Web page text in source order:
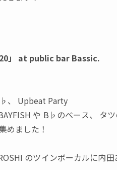
」
at public bar Bassic.
、
Upbeat Party
や B♭のベース、 タ
めました！
のツインボーカルに内田